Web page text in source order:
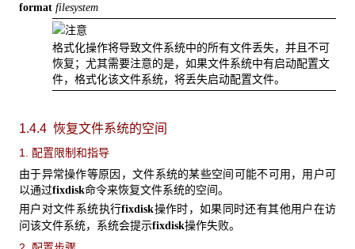
format filesystem
格式化操作将导致文件系统中的所有文件丢失，并且不可
恢复；尤其需要注意的是，如果文件系统中有启动配置文
件，格式化该文件系统，将丢失启动配置文件。
1.4.4 恢复文件系统的空间
1. 配置限制和指导
由于异常操作等原因，文件系统的某些空间可能不可用，用户可
以通过fixdisk命令来恢复文件系统的空间。
用户对文件系统执行fixdisk操作时，如果同时还有其他用户在访
问该文件系统，系统会提示fixdisk操作失败。